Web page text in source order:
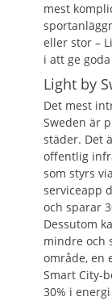
mest
eller stor –
i att ge
Light by
Det mest
Sweden är
städer. Det
offentlig
som styrs
serviceapp
och sparar
Dessutom
mindre och
område, en
Smart City-
30% i